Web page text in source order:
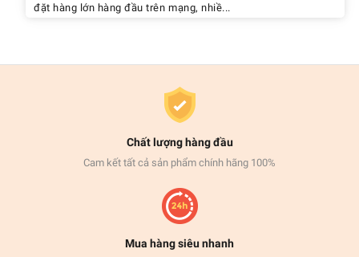
đặt hàng lớn hàng đầu trên mạng, nhiề...
Chất lượng hàng đầu
Cam kết tất cả sản phẩm chính hãng 100%
Mua hàng siêu nhanh